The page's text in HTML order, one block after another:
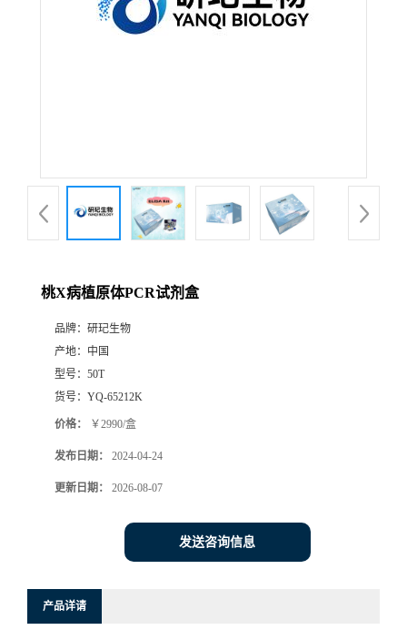
桃X病植原体PCR试剂盒
品牌： 研玘生物
产地： 中国
型号： 50T
货号： YQ-65212K
价格： ￥2990/盒
发布日期： 2024-04-24
更新日期： 2026-08-07
发送咨询信息
产品详请